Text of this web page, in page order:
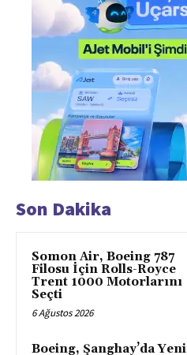
Son Dakika
Somon Air, Boeing 787
Filosu İçin Rolls-Royce
Trent 1000 Motorlarını
Seçti
6 Ağustos 2026
Boeing, Şanghay’da Yeni